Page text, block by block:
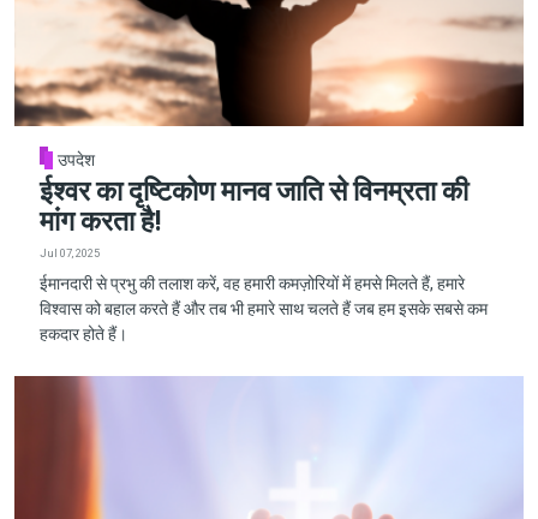
उपदेश
ईश्वर का दृष्टिकोण मानव जाति से विनम्रता की
मांग करता है!
Jul 07, 2025
ईमानदारी से प्रभु की तलाश करें, वह हमारी कमज़ोरियों में हमसे मिलते हैं, हमारे
विश्वास को बहाल करते हैं और तब भी हमारे साथ चलते हैं जब हम इसके सबसे कम
हकदार होते हैं।